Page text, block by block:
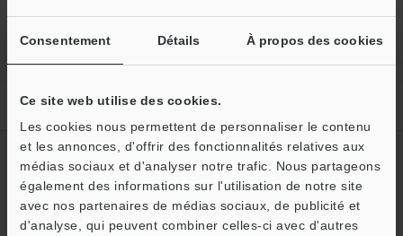
Consentement Détails À propos des cookies
Ce site web utilise des cookies.
Les cookies nous permettent de personnaliser le contenu
et les annonces, d'offrir des fonctionnalités relatives aux
médias sociaux et d'analyser notre trafic. Nous partageons
également des informations sur l'utilisation de notre site
avec nos partenaires de médias sociaux, de publicité et
d'analyse, qui peuvent combiner celles-ci avec d'autres
Accueil Solutions Mesure du diamètre extérieur d’un tube
Créez votre compte KEYENCE
Inscrivez-vous maintenant!